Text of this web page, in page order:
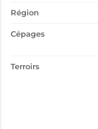
Région
Cépages
Terroirs